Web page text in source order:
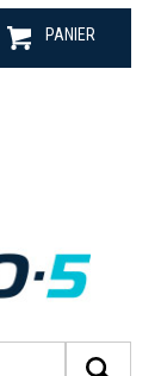
PANIER